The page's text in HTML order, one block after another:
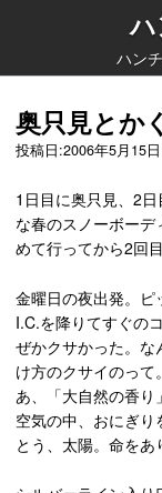
ハン
奥只見とか
投稿日:2006年5月15日
1日目に奥只見、2
な春のスノーボー
めて行ってから2回目
金曜日の夜出発。ピ
I.C.を降りてすぐの
ぜかクサかった。な
け方のクサイのって
あ、「大自然の香
空気の中、おにぎ
とう、太陽。命をあ